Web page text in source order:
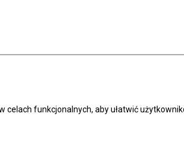
SERWISU EKS.ORG.PL
celach funkcjonalnych, aby ułatwić